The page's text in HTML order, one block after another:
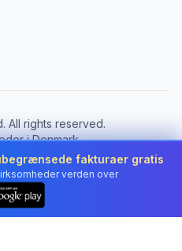
All rights reserved.
i Denmark
fakturaer gratis
verden over